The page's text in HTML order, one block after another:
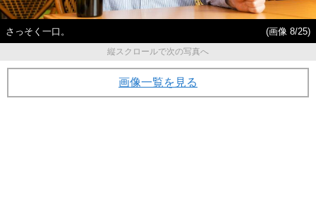
さっそく一口。
(画像 8/25)
縦スクロールで次の写真へ
画像一覧を見る